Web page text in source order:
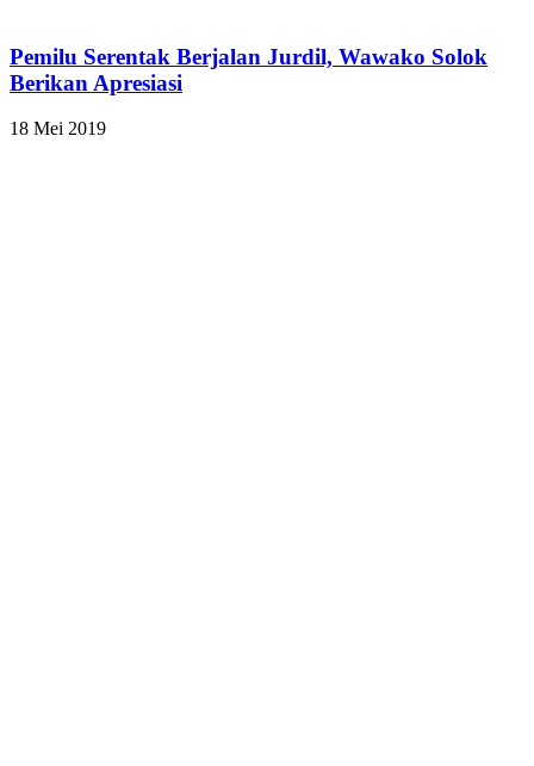
Pemilu Serentak Berjalan Jurdil, Wawako Solok
Berikan Apresiasi
18 Mei 2019